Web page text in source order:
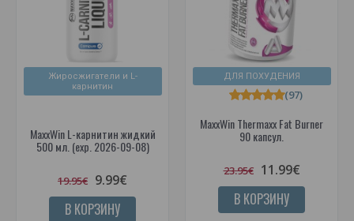
Жиросжигатели и L-
карнитин
MaxxWin L-карнитин жидкий
500 мл. (exp. 2026-09-08)
19.95€ 9.99€
В КОРЗИНУ
ДЛЯ ПОХУДЕНИЯ
MaxxWin Thermaxx Fat Burner
90 капсул.
(97)
23.95€ 11.99€
В КОРЗИНУ